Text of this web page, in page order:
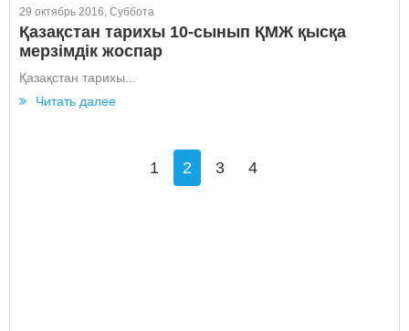
29 октябрь 2016, Суббота
Қазақстан тарихы 10-сынып ҚМЖ қысқа
мерзімдік жоспар
Қазақстан тарихы...
Читать далее
1 2 3 4